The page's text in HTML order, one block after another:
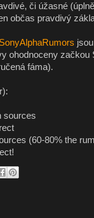
či úžasné
občas pravdivý
SonyAlphaRumors
ohodnoceny začkou
fáma).
sources
(60-80% the